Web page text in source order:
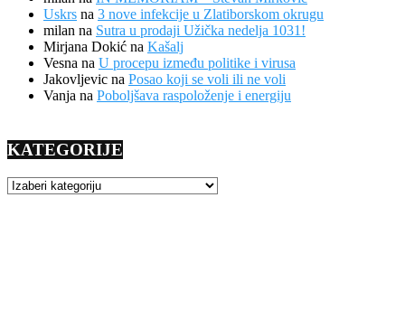
Uskrs na 3 nove infekcije u Zlatiborskom okrugu
milan na Sutra u prodaji Užička nedelja 1031!
Mirjana Dokić na Kašalj
Vesna na U procepu između politike i virusa
Jakovljevic na Posao koji se voli ili ne voli
Vanja na Poboljšava raspoloženje i energiju
KATEGORIJE
KATEGORIJE